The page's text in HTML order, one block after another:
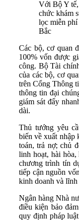
Với Bộ Y
chức khám
lọc miễn
Bắc
Các bộ, cơ quan
100% vốn được
công. Bộ Tài
của các bộ, cơ
trên Cổng Thông
thông tin đại
giám sát đẩy
dài.
Thủ tướng yêu
biến về xuất nhập
toán, trả nợ; chủ
linh hoạt, hài hòa,
chương trình tín
tiếp cận nguồn
kinh doanh và
Ngân hàng Nhà
điều kiện bảo
quy định pháp